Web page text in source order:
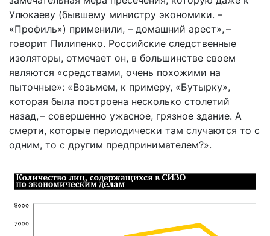
Улюкаеву (бывшему министру экономики. –
«Профиль») применили, – домашний арест», –
говорит Пилипенко. Российские следственные
изоляторы, отмечает он, в большинстве своем
являются «средствами, очень похожими на
пыточные»: «Возьмем, к примеру, «Бутырку»,
которая была построена несколько столетий
назад, – совершенно ужасное, грязное здание. А
смерти, которые периодически там случаются то с
одним, то с другим предпринимателем?».